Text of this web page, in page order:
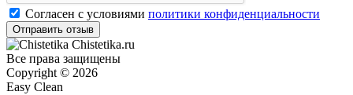
Согласен с условиями политики конфиденциальности
Chistetika.ru
Все права защищены
Copyright © 2026
Easy Clean